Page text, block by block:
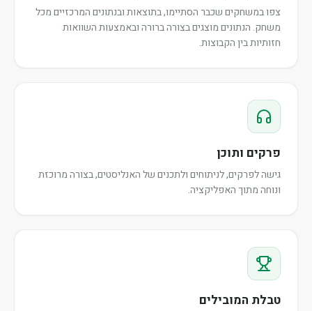
צפו במשחקים שכבר הסתיימו, בתוצאות ובנתונים המרכזיים מכל
משחק. הנתונים מוצגים בצורה ברורה ובאמצעות השוואות
חזותיות בין הקבוצות.
פרקים ותוכן
גישה לפרקים, לניתוחים ולתכנים של האנליסטים, בצורה מרוכזת
ונוחה מתוך האפליקציה.
טבלת המובילים